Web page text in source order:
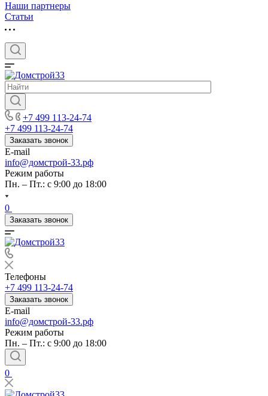
Наши партнеры
Статьи
+7 499 113-24-74
+7 499 113-24-74
Заказать звонок
E-mail
info@домстрой-33.рф
Режим работы
Пн. – Пт.: с 9:00 до 18:00
0
Заказать звонок
Телефоны
+7 499 113-24-74
Заказать звонок
E-mail
info@домстрой-33.рф
Режим работы
Пн. – Пт.: с 9:00 до 18:00
0